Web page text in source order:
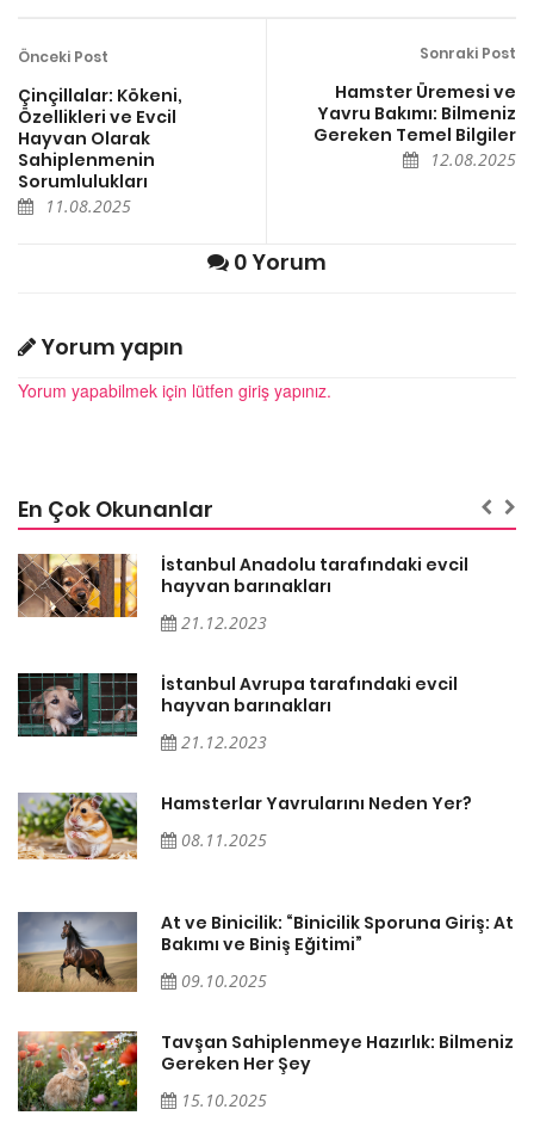
Önceki Post
Çinçillalar: Kökeni,
Özellikleri ve Evcil
Hayvan Olarak
Sahiplenmenin
Sorumlulukları
11.08.2025
Sonraki Post
Hamster Üremesi ve
Yavru Bakımı: Bilmeniz
Gereken Temel Bilgiler
12.08.2025
0 Yorum
Yorum yapın
Yorum yapabilmek için lütfen giriş yapınız.
En Çok Okunanlar
İstanbul Anadolu tarafındaki evcil
hayvan barınakları
21.12.2023
İstanbul Avrupa tarafındaki evcil
hayvan barınakları
21.12.2023
Hamsterlar Yavrularını Neden Yer?
08.11.2025
At ve Binicilik: “Binicilik Sporuna Giriş: At
Bakımı ve Biniş Eğitimi”
09.10.2025
Tavşan Sahiplenmeye Hazırlık: Bilmeniz
Gereken Her Şey
15.10.2025